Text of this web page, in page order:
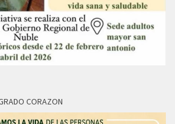
CORAZON